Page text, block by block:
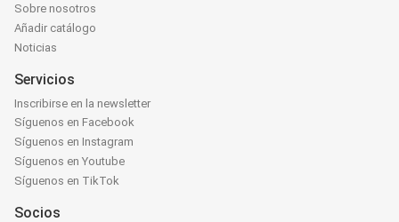
Sobre nosotros
Añadir catálogo
Noticias
Servicios
Inscribirse en la newsletter
Síguenos en Facebook
Síguenos en Instagram
Síguenos en Youtube
Síguenos en TikTok
Socios